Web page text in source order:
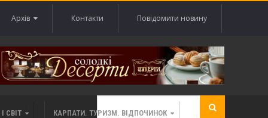
Архів Контакти Повідомити новину
СВІТ КАРПАТИ. ТУРИЗМ. ВІДПОЧИНОК